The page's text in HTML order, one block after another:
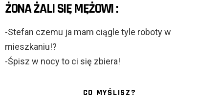
ŻONA ŻALI SIĘ MĘŻOWI :
-Stefan czemu ja mam ciągle tyle roboty w
mieszkaniu!?
-Śpisz w nocy to ci się zbiera!
CO MYŚLISZ?